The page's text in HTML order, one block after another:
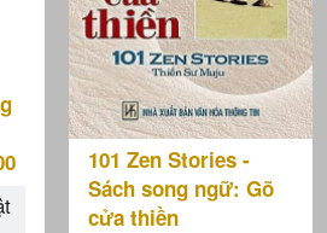
101 Zen Stories -
Sách song ngữ: Gõ
cửa thiền